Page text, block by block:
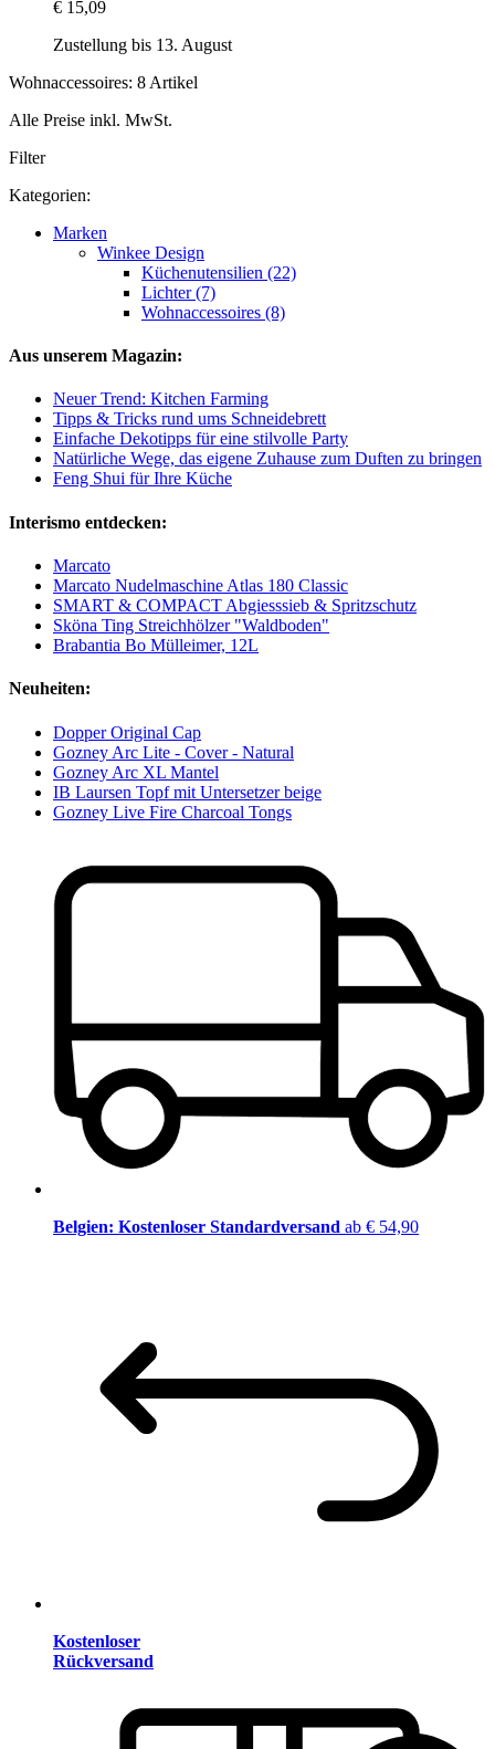
€ 15,09
Zustellung bis 13. August
Wohnaccessoires: 8 Artikel
Alle Preise inkl. MwSt.
Filter
Kategorien:
Marken
Winkee Design
Küchenutensilien (22)
Lichter (7)
Wohnaccessoires (8)
Aus unserem Magazin:
Neuer Trend: Kitchen Farming
Tipps & Tricks rund ums Schneidebrett
Einfache Dekotipps für eine stilvolle Party
Natürliche Wege, das eigene Zuhause zum Duften zu bringen
Feng Shui für Ihre Küche
Interismo entdecken:
Marcato
Marcato Nudelmaschine Atlas 180 Classic
SMART & COMPACT Abgiesssieb & Spritzschutz
Sköna Ting Streichhölzer "Waldboden"
Brabantia Bo Mülleimer, 12L
Neuheiten:
Dopper Original Cap
Gozney Arc Lite - Cover - Natural
Gozney Arc XL Mantel
IB Laursen Topf mit Untersetzer beige
Gozney Live Fire Charcoal Tongs
Belgien: Kostenloser Standardversand ab € 54,90
Kostenloser
Rückversand